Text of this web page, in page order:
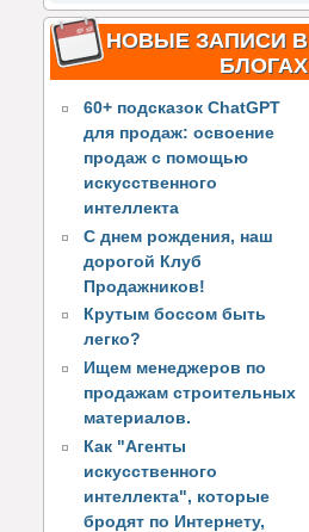
НОВЫЕ ЗАПИСИ В
БЛОГАХ
60+ подсказок ChatGPT
для продаж: освоение
продаж с помощью
искусственного
интеллекта
С днем рождения, наш
дорогой Клуб
Продажников!
Крутым боссом быть
легко?
Ищем менеджеров по
продажам строительных
материалов.
Как "Агенты
искусственного
интеллекта", которые
бродят по Интернету,